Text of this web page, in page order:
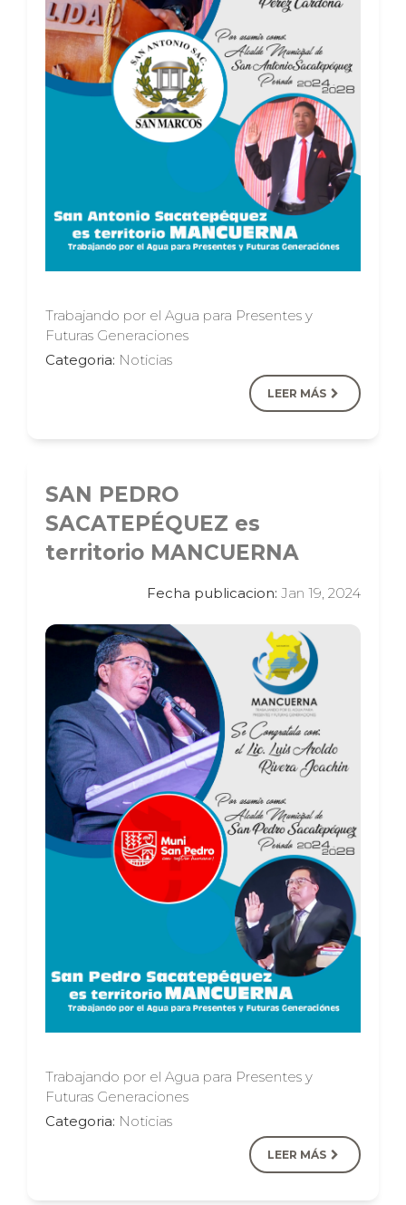
Trabajando por el Agua para Presentes y
Futuras Generaciones
Categoria: Noticias
LEER MÁS
SAN PEDRO
SACATEPÉQUEZ es
territorio MANCUERNA
Fecha publicacion: Jan 19, 2024
Trabajando por el Agua para Presentes y
Futuras Generaciones
Categoria: Noticias
LEER MÁS